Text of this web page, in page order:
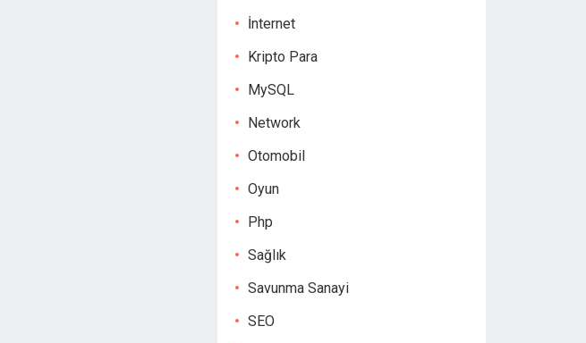
İnternet
Kripto Para
MySQL
Network
Otomobil
Oyun
Php
Sağlık
Savunma Sanayi
SEO